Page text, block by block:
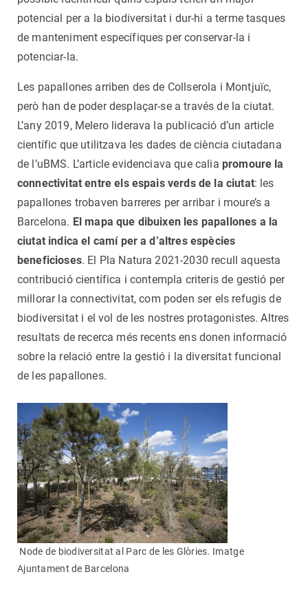
potencial per a la biodiversitat i dur-hi a terme tasques
de manteniment específiques per conservar-la i
potenciar-la.
Les papallones arriben des de Collserola i Montjuïc,
però han de poder desplaçar-se a través de la ciutat.
L’any 2019, Melero liderava la publicació d’un article
científic que utilitzava les dades de ciència ciutadana
de l’uBMS. L’article evidenciava que calia promoure la
connectivitat entre els espais verds de la ciutat: les
papallones trobaven barreres per arribar i moure’s a
Barcelona. El mapa que dibuixen les papallones a la
ciutat indica el camí per a d’altres espècies
beneficioses. El Pla Natura 2021-2030 recull aquesta
contribució científica i contempla criteris de gestió per
millorar la connectivitat, com poden ser els refugis de
biodiversitat i el vol de les nostres protagonistes. Altres
resultats de recerca més recents ens donen informació
sobre la relació entre la gestió i la diversitat funcional
de les papallones.
Node de biodiversitat al Parc de les Glòries. Imatge
Ajuntament de Barcelona